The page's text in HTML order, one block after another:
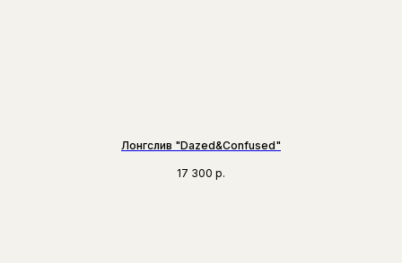
Лонгслив "Dazed&Confused"
17 300 р.